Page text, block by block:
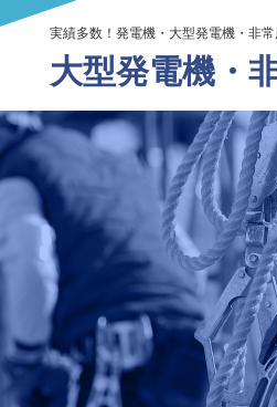
実績多数！発電機・大型発電機・非
大型発電機・